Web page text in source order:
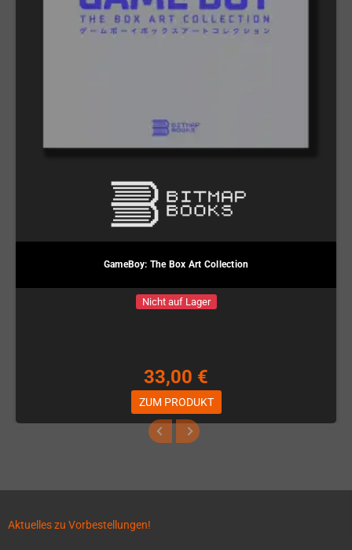
GameBoy: The Box Art Collection
Nicht auf Lager
33,00 €
ZUM PRODUKT
Aktuelles zu Vorbestellungen!